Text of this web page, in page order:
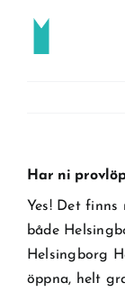
Har ni
Yes! Det
både
Helsingborg
öppna, helt